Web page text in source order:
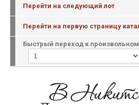
Перейти на следующий лот
Перейти на первую страницу
Быстрый переход к